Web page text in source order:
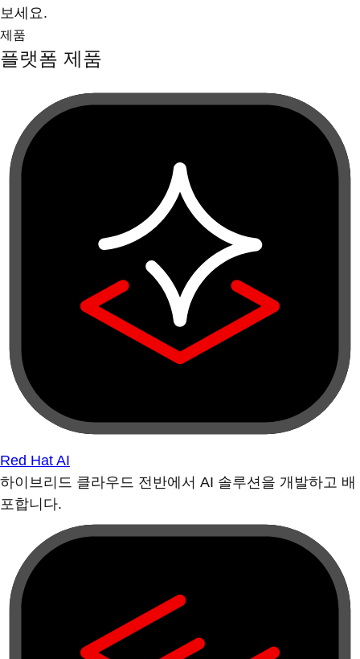
보세요.
제품
플랫폼 제품
Red Hat AI
하이브리드 클라우드 전반에서 AI 솔루션을 개발하고 배
포합니다.